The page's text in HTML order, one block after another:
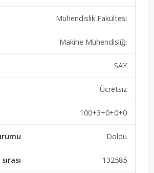
Mühendislik Fakültesi
Makine Mühendisliği
SAY
Ücretsiz
100+3+0+0+0
Doldu
132585